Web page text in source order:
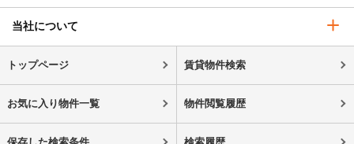
当社について
トップページ 賃貸物件検索
お気に入り物件一覧 物件閲覧履歴